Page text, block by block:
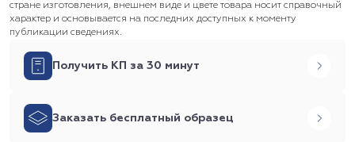
стране изготовления, внешнем виде и цвете товара носит справочный
характер и основывается на последних доступных к моменту
публикации сведениях.
Получить КП за 30 минут
Заказать бесплатный образец